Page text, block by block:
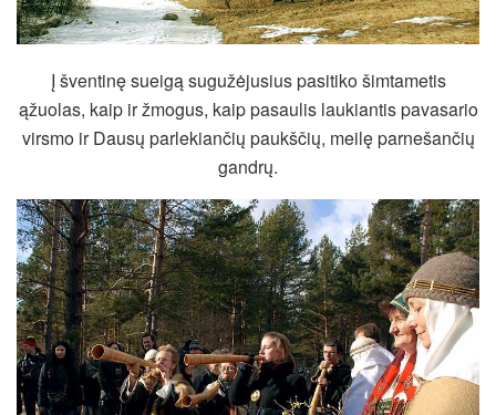
Į šventinę sueigą sugužėjusius pasitiko šimtametis
ąžuolas, kaip ir žmogus, kaip pasaulis laukiantis pavasario
virsmo ir Dausų parlekiančių paukščių, meilę parnešančių
gandrų.